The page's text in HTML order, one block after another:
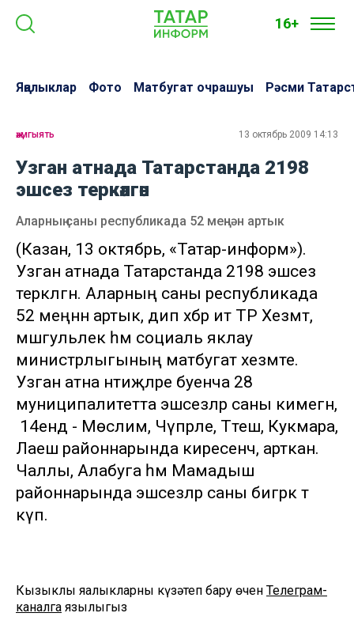
16+
Яңалыклар Фото Матбугат очрашуы Рәсми
җәмгыять 13 октябрь 2009 14:13
Узган атнада Татарстанда 2198
эшсез теркәлгән
Аларның саны республикада 52 меңнән артык
(Казан, 13 октябрь, «Татар-информ»).
Узган атнада Татарстанда 2198 эшсез
теркәлгән. Аларның саны республикада
52 меңнән артык, дип хәбәр итә ТР Хезмәт,
мәшгульлек һәм социаль яклау
министрлыгының матбугат хезмәте.
Узган атна нәтиҗәләре буенча 28
муниципалитетта эшсезләр саны кимегән,
ә 14ендә - Мөслим, Чүпрәле, Тәтеш, Кукмара,
Лаеш районнарында киресенчә, арткан.
Чаллы, Алабуга һәм Мамадыш
районнарында эшсезләр саны бигрәк тә
күп.
Кызыклы яңалыкларны күзәтеп бару өчен Телеграм-
каналга язылыгыз